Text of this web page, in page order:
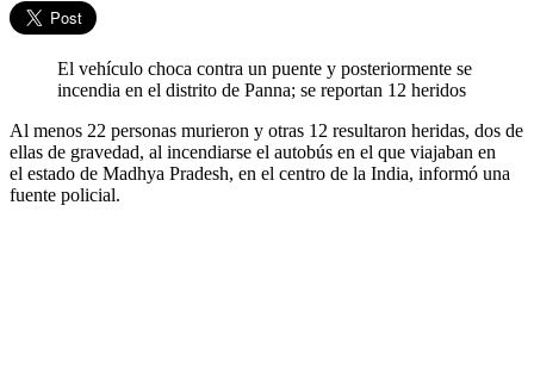
El vehículo choca contra un puente y posteriormente se
incendia en el distrito de Panna; se reportan 12 heridos
Al menos 22 personas murieron y otras 12 resultaron heridas, dos de
ellas de gravedad, al incendiarse el autobús en el que viajaban en
el estado de Madhya Pradesh, en el centro de la India, informó una
fuente policial.